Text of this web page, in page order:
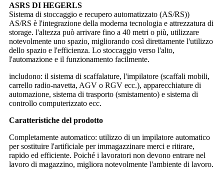
ASRS DI HEGERLS
Sistema di stoccaggio e recupero automatizzato (AS/RS))
AS/RS è l'integrazione della moderna tecnologia e attrezzatura di
storage. l'altezza può arrivare fino a 40 metri o più, utilizzare
notevolmente uno spazio, migliorando così direttamente l'utilizzo
dello spazio e l'efficienza. Lo stoccaggio verso l'alto,
l'automazione e il funzionamento facilmente.
includono: il sistema di scaffalature, l'impilatore (scaffali mobili,
carrello radio-navetta, AGV o RGV ecc.), apparecchiature di
automazione, sistema di trasporto (smistamento) e sistema di
controllo computerizzato ecc.
Caratteristiche del prodotto
Completamente automatico: utilizzo di un impilatore automatico
per sostituire l'artificiale per immagazzinare merci e ritirare,
rapido ed efficiente. Poiché i lavoratori non devono entrare nel
lavoro di magazzino, migliora notevolmente l'ambiente di lavoro.